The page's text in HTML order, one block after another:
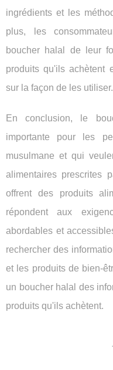
ingrédients et les
plus, les
boucher halal de leur
produits qu'ils achètent
sur la façon de les utiliser.
En conclusion, le
importante pour les
musulmane et qui
alimentaires prescrites
offrent des produits
répondent aux
abordables et
rechercher des
et les produits de bien-
un boucher halal des
produits qu'ils achètent.